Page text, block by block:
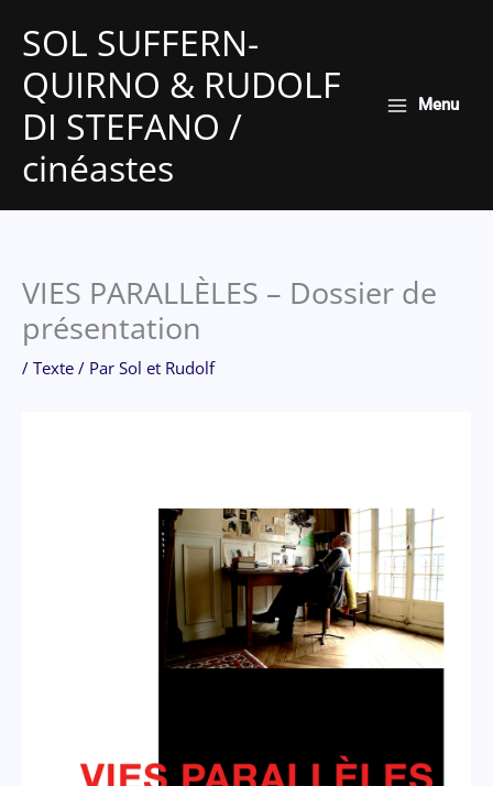
contenu
SOL SUFFERN-
QUIRNO & RUDOLF
DI STEFANO /
cinéastes
Menu
VIES PARALLÈLES – Dossier de
présentation
/ Texte / Par Sol et Rudolf